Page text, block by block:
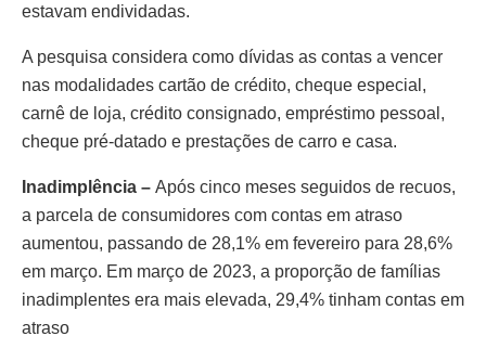
estavam endividadas.
A pesquisa considera como dívidas as contas a vencer
nas modalidades cartão de crédito, cheque especial,
carnê de loja, crédito consignado, empréstimo pessoal,
cheque pré-datado e prestações de carro e casa.
Inadimplência – Após cinco meses seguidos de recuos,
a parcela de consumidores com contas em atraso
aumentou, passando de 28,1% em fevereiro para 28,6%
em março. Em março de 2023, a proporção de famílias
inadimplentes era mais elevada, 29,4% tinham contas em
atraso